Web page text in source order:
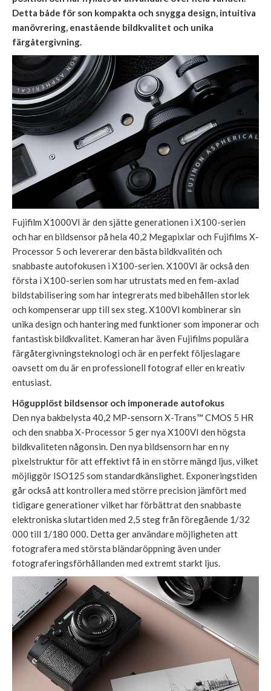
Detta både för son kompakta och snygga design, intuitiva
manövrering, enastående bildkvalitet och unika
färgåtergivning.
Fujifilm X1000VI är den sjätte generationen i X100-serien
och har en bildsensor på hela 40,2 Megapixlar och Fujifilms X-
Processor 5 och levererar den bästa bildkvalitén och
snabbaste autofokusen i X100-serien. X100VI är också den
första i X100-serien som har utrustats med en fem-axlad
bildstabilisering som har integrerats med bibehållen storlek
och kompenserar upp till sex steg. X100VI kombinerar sin
unika design och hantering med funktioner som imponerar och
fantastisk bildkvalitet. Kameran har även Fujifilms populära
färgåtergivningsteknologi och är en perfekt följeslagare
oavsett om du är en professionell fotograf eller en kreativ
entusiast.
Högupplöst bildsensor och imponerade autofokus
Den nya bakbelysta 40,2 MP-sensorn X-Trans™ CMOS 5 HR
och den snabba X-Processor 5 ger nya X100VI den högsta
bildkvaliteten någonsin. Den nya bildsensorn har en ny
pixelstruktur för att effektivt få in en större mängd ljus, vilket
möjliggör ISO125 som standardkänslighet. Exponeringstiden
går också att kontrollera med större precision jämfört med
tidigare generationer vilket har förbättrat den snabbaste
elektroniska slutartiden med 2,5 steg från föregående 1/32
000 till 1/180 000. Detta ger användare möjligheten att
fotografera med största bländaröppning även under
fotograferingsförhållanden med extremt starkt ljus.